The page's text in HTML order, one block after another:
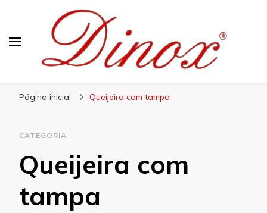
Página inicial Queijeira com tampa
CATEGORIA
Queijeira com
tampa